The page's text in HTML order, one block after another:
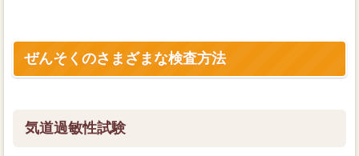
ぜんそくのさまざまな検査方法
気道過敏性試験